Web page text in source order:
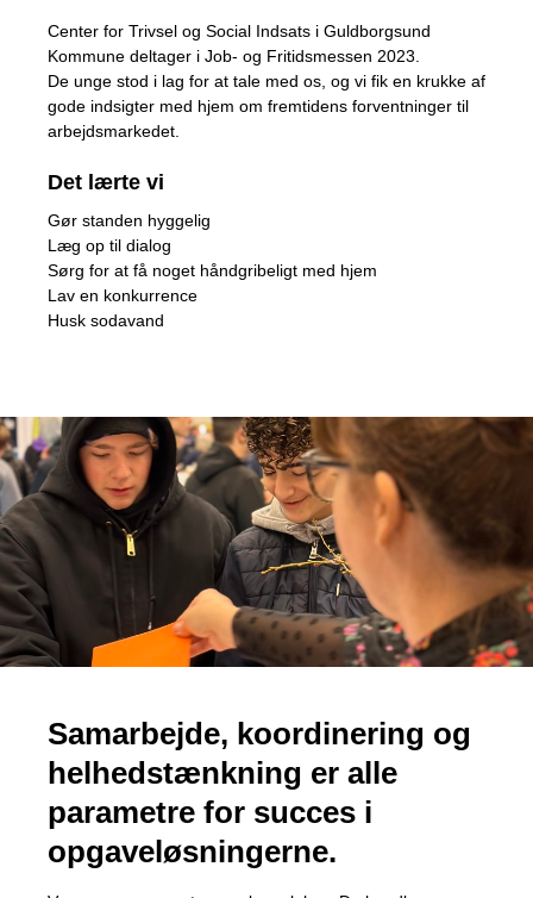
Center for Trivsel og Social Indsats i Guldborgsund
Kommune deltager i Job- og Fritidsmessen 2023.
De unge stod i lag for at tale med os, og vi fik en krukke af
gode indsigter med hjem om fremtidens forventninger til
arbejdsmarkedet.
Det lærte vi
Gør standen hyggelig
Læg op til dialog
Sørg for at få noget håndgribeligt med hjem
Lav en konkurrence
Husk sodavand
Samarbejde, koordinering og
helhedstænkning er alle
parametre for succes i
opgaveløsningerne.